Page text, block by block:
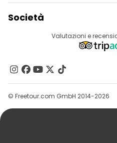
Accesso Del Fornitore
Programma Di Affiliazione
Società
Destinazioni
Contattaci
Gruppi
Aiuto
Valutazioni e
© Freetour.com GmbH 2014-2026